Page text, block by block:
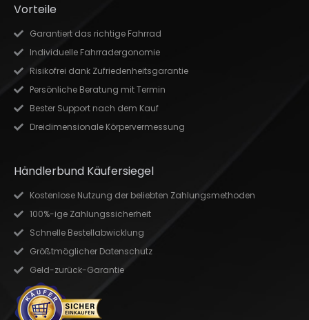
Vorteile
Garantiert das richtige Fahrrad
Individuelle Fahrradergonomie
Risikofrei dank Zufriedenheitsgarantie
Persönliche Beratung mit Termin
Bester Support nach dem Kauf
Dreidimensionale Körpervermessung
Händlerbund Käufersiegel
Kostenlose Nutzung der beliebten Zahlungsmethoden
100%-ige Zahlungssicherheit
Schnelle Bestellabwicklung
Größtmöglicher Datenschutz
Geld-zurück-Garantie